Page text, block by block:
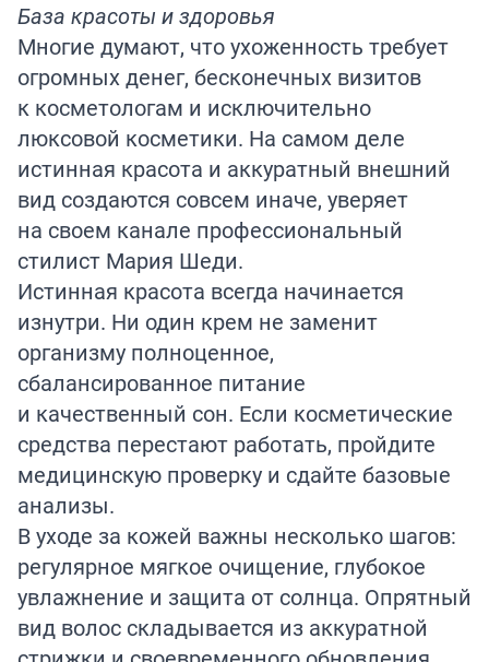
База красоты и здоровья
Многие думают, что ухоженность требует
огромных денег, бесконечных визитов
к косметологам и исключительно
люксовой косметики. На самом деле
истинная красота и аккуратный внешний
вид создаются совсем иначе, уверяет
на своем канале профессиональный
стилист Мария Шеди.
Истинная красота всегда начинается
изнутри. Ни один крем не заменит
организму полноценное,
сбалансированное питание
и качественный сон. Если косметические
средства перестают работать, пройдите
медицинскую проверку и сдайте базовые
анализы.
В уходе за кожей важны несколько шагов:
регулярное мягкое очищение, глубокое
увлажнение и защита от солнца. Опрятный
вид волос складывается из аккуратной